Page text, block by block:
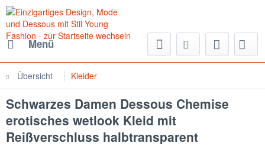
Menü
Übersicht Kleider
Schwarzes Damen Dessous Chemise
erotisches wetlook Kleid mit
Reißverschluss halbtransparent